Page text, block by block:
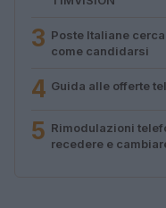
3 Poste Italiane
come candidarsi
4 Guida alle offerte
5 Rimodulazioni
recedere e